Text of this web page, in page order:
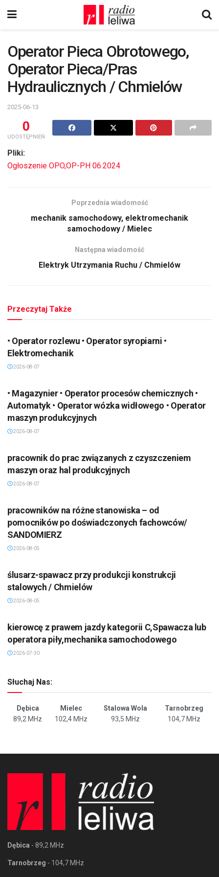
Operator Pieca Obrotowego,
Operator Pieca/Pras
Hydraulicznych / Chmielów
2025-06-13
0
UDOSTĘPNIEŃ
Pliki:
Ogłoszenie OPO,OP-PH 06.2024
Poprzednia wiadomość
mechanik samochodowy, elektromechanik
samochodowy / Mielec
Następna wiadomość
Elektryk Utrzymania Ruchu / Chmielów
Przeczytaj Także
• Operator rozlewu • Operator syropiarni •
Elektromechanik
2026-08-07
• Magazynier • Operator procesów chemicznych •
Automatyk • Operator wózka widłowego • Operator
maszyn produkcyjnych
2026-08-07
pracownik do prac związanych z czyszczeniem
maszyn oraz hal produkcyjnych
2026-08-07
pracowników na różne stanowiska – od
pomocników po doświadczonych fachowców/
SANDOMIERZ
2026-08-05
ślusarz-spawacz przy produkcji konstrukcji
stalowych / Chmielów
2026-08-05
kierowcę z prawem jazdy kategorii C,Spawacza lub
operatora piły,mechanika samochodowego
2026-07-30
Słuchaj Nas:
Dębica Mielec Stalowa Wola
Tarnobrzeg
89,2 MHz
102,4 MHz 93,5 MHz 104,7 MHz
Dębica - 89,2 MHz
Tarnobrzeg - 104,7 MHz